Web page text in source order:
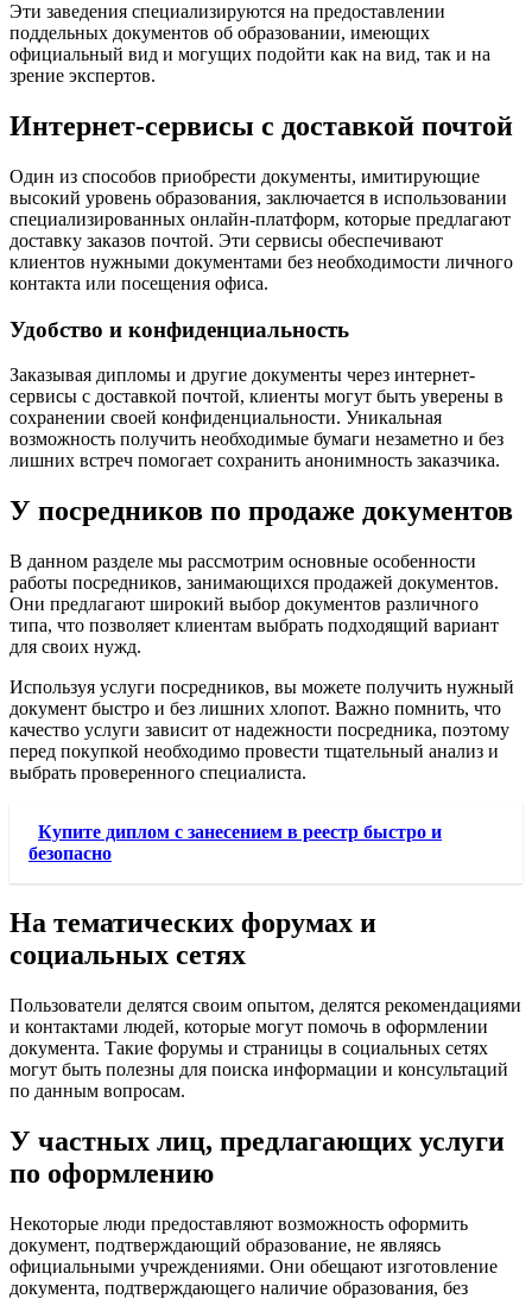
Эти заведения специализируются на предоставлении
поддельных документов об образовании, имеющих
официальный вид и могущих подойти как на вид, так и на
зрение экспертов.
Интернет-сервисы с доставкой почтой
Один из способов приобрести документы, имитирующие
высокий уровень образования, заключается в использовании
специализированных онлайн-платформ, которые предлагают
доставку заказов почтой. Эти сервисы обеспечивают
клиентов нужными документами без необходимости личного
контакта или посещения офиса.
Удобство и конфиденциальность
Заказывая дипломы и другие документы через интернет-
сервисы с доставкой почтой, клиенты могут быть уверены в
сохранении своей конфиденциальности. Уникальная
возможность получить необходимые бумаги незаметно и без
лишних встреч помогает сохранить анонимность заказчика.
У посредников по продаже документов
В данном разделе мы рассмотрим основные особенности
работы посредников, занимающихся продажей документов.
Они предлагают широкий выбор документов различного
типа, что позволяет клиентам выбрать подходящий вариант
для своих нужд.
Используя услуги посредников, вы можете получить нужный
документ быстро и без лишних хлопот. Важно помнить, что
качество услуги зависит от надежности посредника, поэтому
перед покупкой необходимо провести тщательный анализ и
выбрать проверенного специалиста.
Купите диплом с занесением в реестр быстро и
безопасно
На тематических форумах и
социальных сетях
Пользователи делятся своим опытом, делятся рекомендациями
и контактами людей, которые могут помочь в оформлении
документа. Такие форумы и страницы в социальных сетях
могут быть полезны для поиска информации и консультаций
по данным вопросам.
У частных лиц, предлагающих услуги
по оформлению
Некоторые люди предоставляют возможность оформить
документ, подтверждающий образование, не являясь
официальными учреждениями. Они обещают изготовление
документа, подтверждающего наличие образования, без